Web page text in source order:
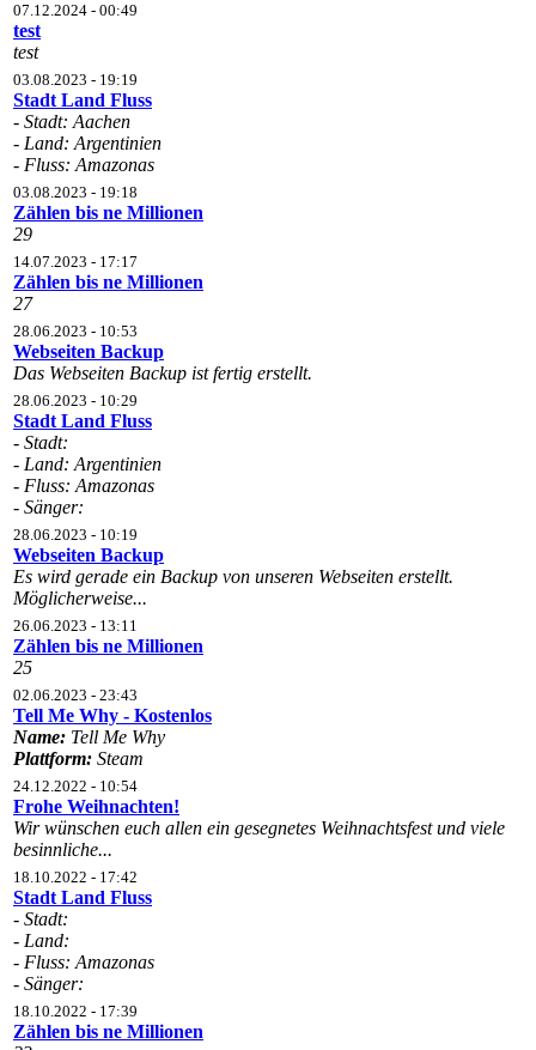
07.12.2024 - 00:49
test
test
03.08.2023 - 19:19
Stadt Land Fluss
- Stadt: Aachen
- Land: Argentinien
- Fluss: Amazonas
03.08.2023 - 19:18
Zählen bis ne Millionen
29
14.07.2023 - 17:17
Zählen bis ne Millionen
27
28.06.2023 - 10:53
Webseiten Backup
Das Webseiten Backup ist fertig erstellt.
28.06.2023 - 10:29
Stadt Land Fluss
- Stadt:
- Land: Argentinien
- Fluss: Amazonas
- Sänger:
28.06.2023 - 10:19
Webseiten Backup
Es wird gerade ein Backup von unseren Webseiten erstellt.
Möglicherweise...
26.06.2023 - 13:11
Zählen bis ne Millionen
25
02.06.2023 - 23:43
Tell Me Why - Kostenlos
Name: Tell Me Why
Plattform: Steam
24.12.2022 - 10:54
Frohe Weihnachten!
Wir wünschen euch allen ein gesegnetes Weihnachtsfest und viele
besinnliche...
18.10.2022 - 17:42
Stadt Land Fluss
- Stadt:
- Land:
- Fluss: Amazonas
- Sänger:
18.10.2022 - 17:39
Zählen bis ne Millionen